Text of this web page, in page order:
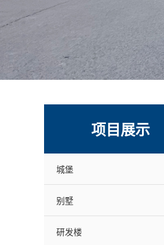
项目展示
城堡
别墅
研发楼